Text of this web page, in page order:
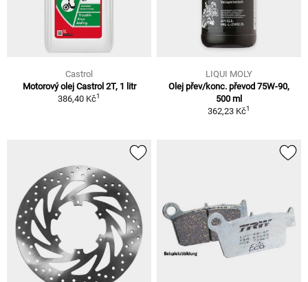
Castrol
Motorový olej Castrol 2T, 1 litr
386,40 Kč1
LIQUI MOLY
Olej přev/konc. převod 75W-90,
500 ml
362,23 Kč1